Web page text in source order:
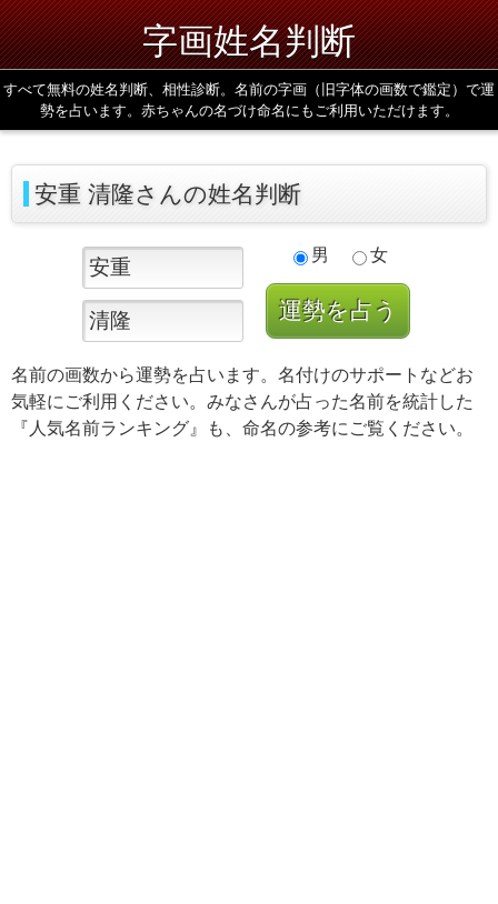
字画姓名判断
すべて無料の姓名判断、相性診断。名前の字画（旧字体の画数で鑑定）で運
勢を占います。赤ちゃんの名づけ命名にもご利用いただけます。
安重 清隆さんの姓名判断
男 女
名前の画数から運勢を占います。名付けのサポートなどお
気軽にご利用ください。みなさんが占った名前を統計した
『人気名前ランキング』も、命名の参考にご覧ください。